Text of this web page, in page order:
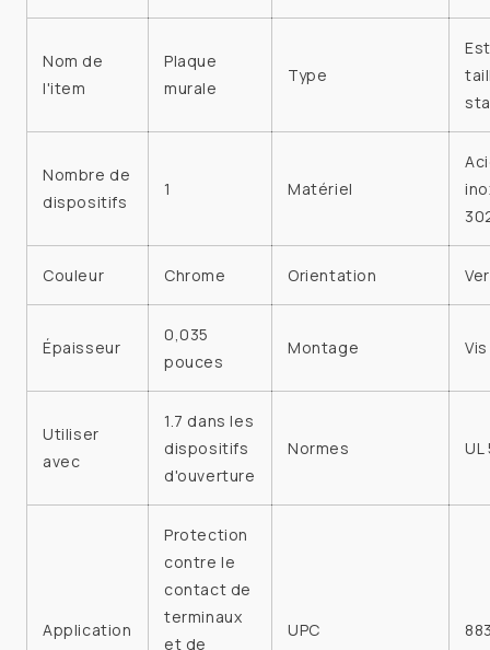
Nom de
l'item
Plaque
murale
Type
Nombre de
dispositifs
1 Matériel
Couleur Chrome Orientation
Épaisseur
0,035
pouces
Montage Vis
Utiliser
avec
1.7 dans les
dispositifs
d'ouverture
Normes UL
Application
Protection
contre le
contact de
terminaux
et de
UPC